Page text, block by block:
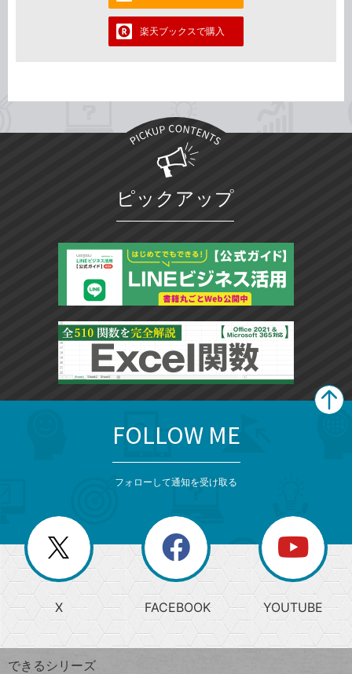
楽天ブックスで購入
ピックアップ
じ
る
search
検
索
上
昇
ワ
ー
閉
じ
る
ー
か
ら
探
す
FOLLOW ME
フォローして通知を受け取る
X FACEBOOK YOUTUBE
できるシリーズ